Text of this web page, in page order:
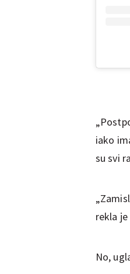
iako
su svi
rekla
No,